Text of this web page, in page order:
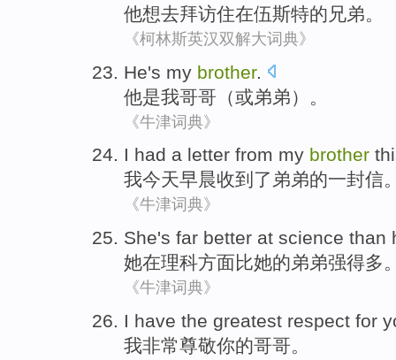
他想去拜访住在伍斯特的 兄弟。
《柯林斯英汉双解大词典》
He's my brother.
他是我哥哥 （或弟弟）。
《牛津词典》
I had a letter from my brother
我今天早晨收到了 弟弟的一封信
《牛津词典》
She's far better at science than
她在理科方面比她的弟弟强得多
《牛津词典》
I have the greatest respect for
我非常尊敬你的哥哥。